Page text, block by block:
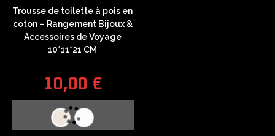
Trousse de toilette à pois en
coton – Rangement Bijoux &
Accessoires de Voyage
10*11*21 CM
10,00 €